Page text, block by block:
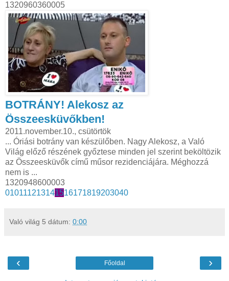
1320960360005
BOTRÁNY! Alekosz az
Összeesküvőkben!
2011.november.10., csütörtök
... Óriási botrány van készülőben. Nagy Alekosz, a Való
Világ előző részének győztese minden jel szerint beköltözik
az Összeesküvők című műsor rezidenciájára. Méghozzá
nem is ...
1320948600003
010111213141516171819203040
Való világ 5 dátum: 0:00
‹ ›
Főoldal